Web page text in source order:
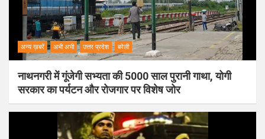
अन्य ख़बरें अभी अभी उत्तर प्रदेश बरेली
नाथनगरी में गूंजेगी सभ्यता की 5000 साल पुरानी गाथा, योगी
सरकार का पर्यटन और रोजगार पर विशेष जोर